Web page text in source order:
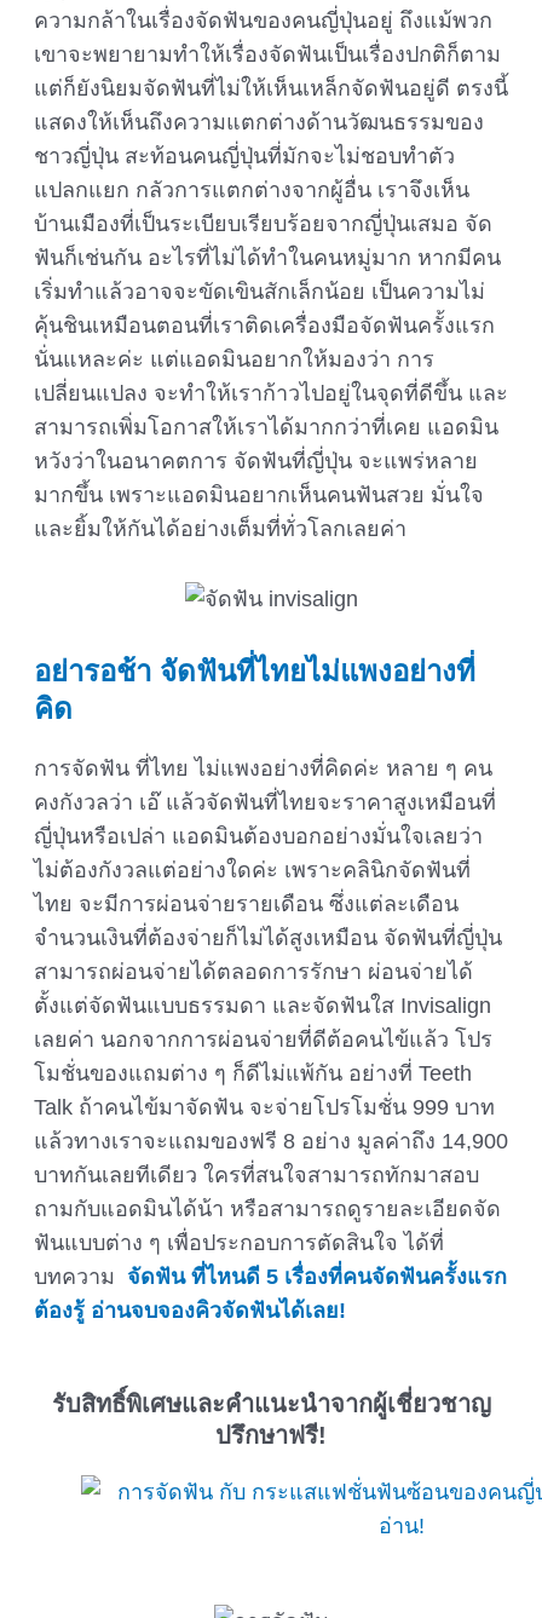
ความกล้าในเรื่องจัดฟันของคนญี่ปุ่นอยู่ ถึงแม้พวก
เขาจะพยายามทำให้เรื่องจัดฟันเป็นเรื่องปกติก็ตาม
แต่ก็ยังนิยมจัดฟันที่ไม่ให้เห็นเหล็กจัดฟันอยู่ดี ตรงนี้
แสดงให้เห็นถึงความแตกต่างด้านวัฒนธรรมของ
ชาวญี่ปุ่น สะท้อนคนญี่ปุ่นที่มักจะไม่ชอบทำตัว
แปลกแยก กลัวการแตกต่างจากผู้อื่น เราจึงเห็น
บ้านเมืองที่เป็นระเบียบเรียบร้อยจากญี่ปุ่นเสมอ จัด
ฟันก็เช่นกัน อะไรที่ไม่ได้ทำในคนหมู่มาก หากมีคน
เริ่มทำแล้วอาจจะขัดเขินสักเล็กน้อย เป็นความไม่
คุ้นชินเหมือนตอนที่เราติดเครื่องมือจัดฟันครั้งแรก
นั่นแหละค่ะ แต่แอดมินอยากให้มองว่า การ
เปลี่ยนแปลง จะทำให้เราก้าวไปอยู่ในจุดที่ดีขึ้น และ
สามารถเพิ่มโอกาสให้เราได้มากกว่าที่เคย แอดมิน
หวังว่าในอนาคตการ จัดฟันที่ญี่ปุ่น จะแพร่หลาย
มากขึ้น เพราะแอดมินอยากเห็นคนฟันสวย มั่นใจ
และยิ้มให้กันได้อย่างเต็มที่ทั่วโลกเลยค่า
อย่ารอช้า จัดฟันที่ไทยไม่แพงอย่างที่
คิด
การจัดฟัน ที่ไทย ไม่แพงอย่างที่คิดค่ะ หลาย ๆ คน
คงกังวลว่า เอ๊ แล้วจัดฟันที่ไทยจะราคาสูงเหมือนที่
ญี่ปุ่นหรือเปล่า แอดมินต้องบอกอย่างมั่นใจเลยว่า
ไม่ต้องกังวลแต่อย่างใดค่ะ เพราะคลินิกจัดฟันที่
ไทย จะมีการผ่อนจ่ายรายเดือน ซึ่งแต่ละเดือน
จำนวนเงินที่ต้องจ่ายก็ไม่ได้สูงเหมือน จัดฟันที่ญี่ปุ่น
สามารถผ่อนจ่ายได้ตลอดการรักษา ผ่อนจ่ายได้
ตั้งแต่จัดฟันแบบธรรมดา และจัดฟันใส Invisalign
เลยค่า นอกจากการผ่อนจ่ายที่ดีต้อคนไข้แล้ว โปร
โมชั่นของแถมต่าง ๆ ก็ดีไม่แพ้กัน อย่างที่ Teeth
Talk ถ้าคนไข้มาจัดฟัน จะจ่ายโปรโมชั่น 999 บาท
แล้วทางเราจะแถมของฟรี 8 อย่าง มูลค่าถึง 14,900
บาทกันเลยทีเดียว ใครที่สนใจสามารถทักมาสอบ
ถามกับแอดมินได้น้า หรือสามารถดูรายละเอียดจัด
ฟันแบบต่าง ๆ เพื่อประกอบการตัดสินใจ ได้ที่
บทความ จัดฟัน ที่ไหนดี 5 เรื่องที่คนจัดฟันครั้งแรก
ต้องรู้ อ่านจบจองคิวจัดฟันได้เลย!
รับสิทธิ์พิเศษและคำแนะนำจากผู้เชี่ยวชาญ
ปรึกษาฟรี!